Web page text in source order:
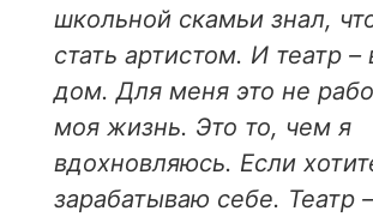
школьной скамьи знал,
стать артистом. И театр –
дом. Для меня это не
моя жизнь. Это то, чем я
вдохновляюсь. Если
зарабатываю себе. Театр